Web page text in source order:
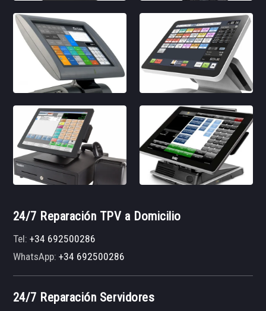
24/7 Reparación TPV a Domicilio
Tel:+34 692500286
WhatsApp:+34 692500286
24/7 Reparación Servidores